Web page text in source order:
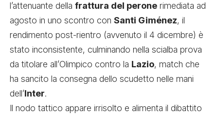
l’attenuante della frattura del perone rimediata ad
agosto in uno scontro con Santi Giménez, il
rendimento post-rientro (avvenuto il 4 dicembre) è
stato inconsistente, culminando nella scialba prova
da titolare all’Olimpico contro la Lazio, match che
ha sancito la consegna dello scudetto nelle mani
dell’Inter.
Il nodo tattico appare irrisolto e alimenta il dibattito